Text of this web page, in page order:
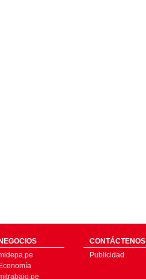
NEGOCIOS
Economía
CONTÁCTENOS
Publicidad